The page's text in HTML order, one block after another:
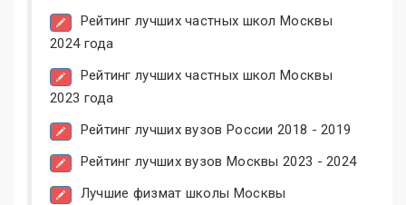
Рейтинг лучших частных школ Москвы
2024 года
Рейтинг лучших частных школ Москвы
2023 года
Рейтинг лучших вузов России 2018 - 2019
Рейтинг лучших вузов Москвы 2023 - 2024
Лучшие физмат школы Москвы